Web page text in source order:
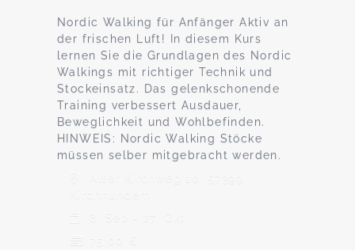
Nordic Walking für Anfänger Aktiv an
der frischen Luft! In diesem Kurs
lernen Sie die Grundlagen des Nordic
Walkings mit richtiger Technik und
Stockeinsatz. Das gelenkschonende
Training verbessert Ausdauer,
Beweglichkeit und Wohlbefinden.
HINWEIS: Nordic Walking Stöcke
müssen selber mitgebracht werden.
Alter Kirchweg 10, 57399
Kirchhundem
8. Sep - 27. Okt
75,00 €